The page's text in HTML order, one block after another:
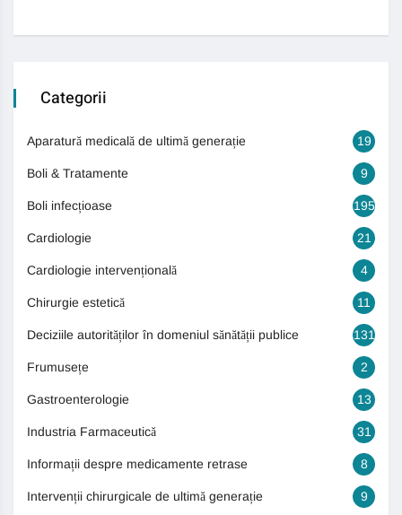
Categorii
Aparatură medicală de ultimă generație 19
Boli & Tratamente 9
Boli infecțioase 195
Cardiologie 21
Cardiologie intervențională 4
Chirurgie estetică 11
Deciziile autorităților în domeniul sănătății publice 131
Frumusețe 2
Gastroenterologie 13
Industria Farmaceutică 31
Informații despre medicamente retrase 8
Intervenții chirurgicale de ultimă generație 9